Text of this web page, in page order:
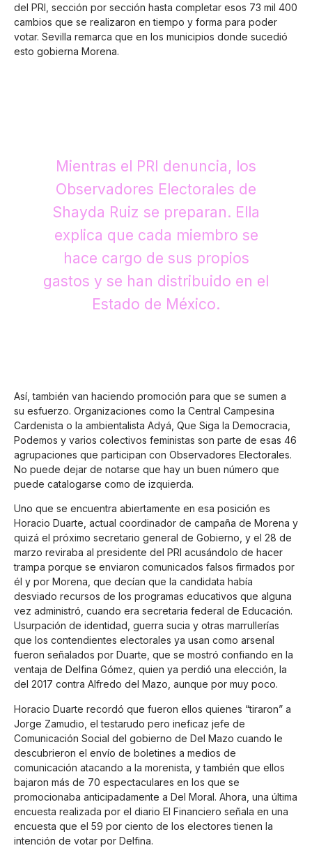
del PRI, sección por sección hasta completar esos 73 mil 400
cambios que se realizaron en tiempo y forma para poder
votar. Sevilla remarca que en los municipios donde sucedió
esto gobierna Morena.
Mientras el PRI denuncia, los
Observadores Electorales de
Shayda Ruiz se preparan. Ella
explica que cada miembro se
hace cargo de sus propios
gastos y se han distribuido en el
Estado de México.
Así, también van haciendo promoción para que se sumen a
su esfuerzo. Organizaciones como la Central Campesina
Cardenista o la ambientalista Adyá, Que Siga la Democracia,
Podemos y varios colectivos feministas son parte de esas 46
agrupaciones que participan con Observadores Electorales.
No puede dejar de notarse que hay un buen número que
puede catalogarse como de izquierda.
Uno que se encuentra abiertamente en esa posición es
Horacio Duarte, actual coordinador de campaña de Morena y
quizá el próximo secretario general de Gobierno, y el 28 de
marzo reviraba al presidente del PRI acusándolo de hacer
trampa porque se enviaron comunicados falsos firmados por
él y por Morena, que decían que la candidata había
desviado recursos de los programas educativos que alguna
vez administró, cuando era secretaria federal de Educación.
Usurpación de identidad, guerra sucia y otras marrullerías
que los contendientes electorales ya usan como arsenal
fueron señalados por Duarte, que se mostró confiando en la
ventaja de Delfina Gómez, quien ya perdió una elección, la
del 2017 contra Alfredo del Mazo, aunque por muy poco.
Horacio Duarte recordó que fueron ellos quienes “tiraron” a
Jorge Zamudio, el testarudo pero ineficaz jefe de
Comunicación Social del gobierno de Del Mazo cuando le
descubrieron el envío de boletines a medios de
comunicación atacando a la morenista, y también que ellos
bajaron más de 70 espectaculares en los que se
promocionaba anticipadamente a Del Moral. Ahora, una última
encuesta realizada por el diario El Financiero señala en una
encuesta que el 59 por ciento de los electores tienen la
intención de votar por Delfina.